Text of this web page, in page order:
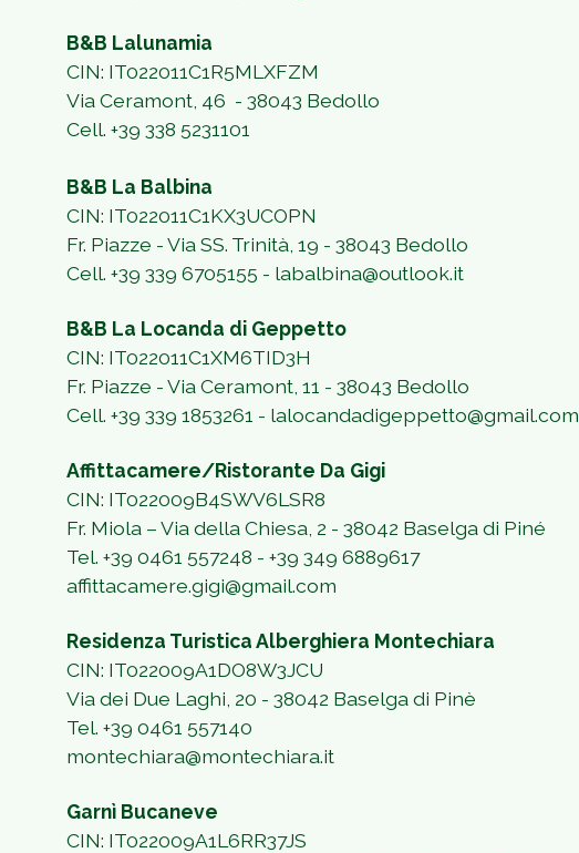
B&B Lalunamia
CIN: IT022011C1R5MLXFZM
Via Ceramont, 46 - 38043 Bedollo
Cell. +39 338 5231101
B&B La Balbina
CIN: IT022011C1KX3UCOPN
Fr. Piazze - Via SS. Trinità, 19 - 38043 Bedollo
Cell. +39 339 6705155 - labalbina@outlook.it
B&B La Locanda di Geppetto
CIN: IT022011C1XM6TID3H
Fr. Piazze - Via Ceramont, 11 - 38043 Bedollo
Cell. +39 339 1853261 - lalocandadigeppetto@gmail.com
Affittacamere/Ristorante Da Gigi
CIN: IT022009B4SWV6LSR8
Fr. Miola – Via della Chiesa, 2 - 38042 Baselga di Piné
Tel. +39 0461 557248 - +39 349 6889617
affittacamere.gigi@gmail.com
Residenza Turistica Alberghiera Montechiara
CIN: IT022009A1DO8W3JCU
Via dei Due Laghi, 20 - 38042 Baselga di Pinè
Tel. +39 0461 557140
montechiara@montechiara.it
Garnì Bucaneve
CIN: IT022009A1L6RR37JS